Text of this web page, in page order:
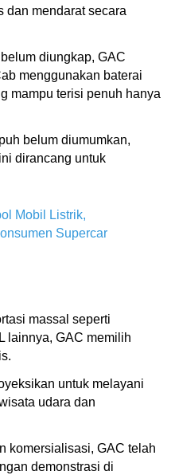
dan mendarat secara
diungkap, GAC
menggunakan baterai
mampu terisi penuh hanya
belum diumumkan,
dirancang untuk
Mobil Listrik,
Supercar
massal seperti
lainnya, GAC memilih
untuk melayani
udara dan
komersialisasi, GAC telah
demonstrasi di